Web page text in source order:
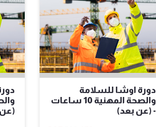
دورة اوشا للسلامة
والصحة المهنية 10 ساعات
- (عن بعد)